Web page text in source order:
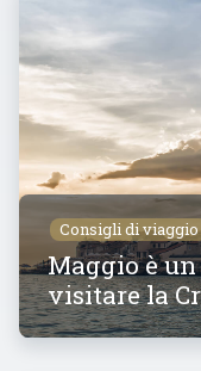
Consigli di viaggio
Maggio è
visitare la